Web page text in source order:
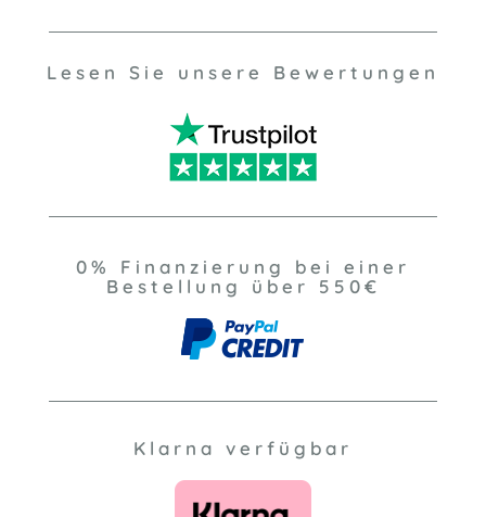
Lesen Sie unsere Bewertungen
0% Finanzierung bei einer
Bestellung über 550€
Klarna verfügbar